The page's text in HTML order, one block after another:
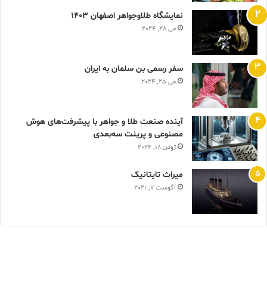
نمایشگاه طلاوجواهر اصفهان 1403
می 28, 2024
سفر رسمی بن سلمان به ایران
می 25, 2024
آینده صنعت طلا و جواهر با پیشرفت‌های هوش
مصنوعی و پرینت سه‌بعدی
ژوئن 18, 2024
ميراث تايتانيک
آگوست 7, 2021